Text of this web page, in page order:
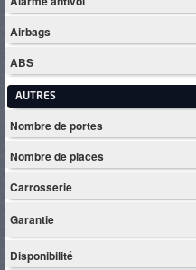
Airbags
ABS
AUTRES
Nombre de portes
Nombre de places
Carrosserie
Garantie
Disponibilité